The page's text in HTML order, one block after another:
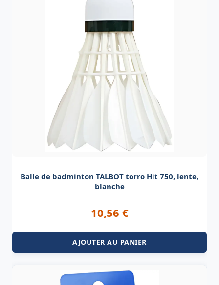
Balle de badminton TALBOT torro Hit 750, lente,
blanche
10,56 €
AJOUTER AU PANIER